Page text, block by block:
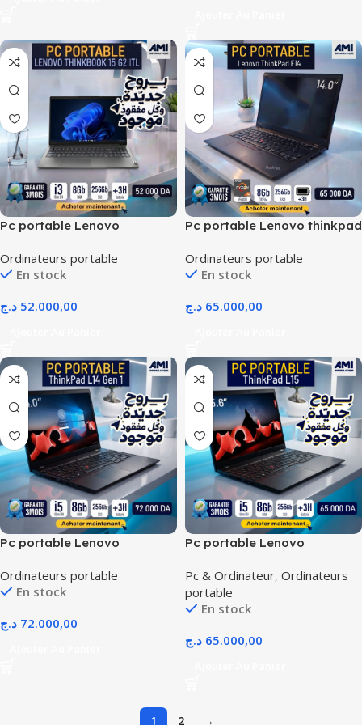
Pc portable Lenovo
prix dz
Ordinateurs portable
En stock
52.000,00 د.ج
Pc portable Lenovo thinkpad
OCASSION PRIX ALGERIE
Ordinateurs portable
En stock
65.000,00 د.ج
Pc portable Lenovo
OCASSION PRIX DZ
Ordinateurs portable
En stock
72.000,00 د.ج
Pc portable Lenovo
Pc & Ordinateur, Ordinateurs
portable
En stock
65.000,00 د.ج
1 2 →